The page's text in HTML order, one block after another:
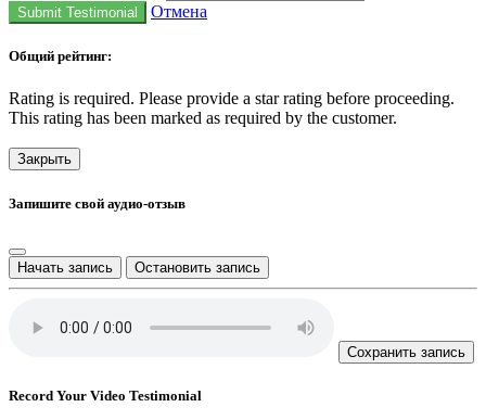
Submit Testimonial Отмена
Общий рейтинг:
Rating is required. Please provide a star rating before proceeding.
This rating has been marked as required by the customer.
Закрыть
Запишите свой аудио-отзыв
Начать запись Остановить запись
Сохранить запись
Record Your Video Testimonial